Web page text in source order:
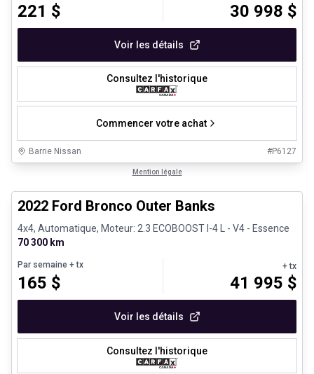
221 $ 30 998 $
Voir les détails
Consultez l'historique
Commencer votre achat
Barrie Nissan #P6127
Mention légale
2022 Ford Bronco Outer Banks
4x4, Automatique, Moteur: 2.3 ECOBOOST I-4 L - V4 - Essence
70 300 km
Par semaine + tx
165 $
+ tx
41 995 $
Voir les détails
Consultez l'historique